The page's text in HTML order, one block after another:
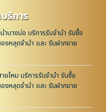
ริการ
ำบางบ่อ บริการรับจำนำ รับซื้อ
งหลุดจำนำ และ รับฝากขาย
ยไหม บริการรับจำนำ รับซื้อ
งหลุดจำนำ และ รับฝากขาย